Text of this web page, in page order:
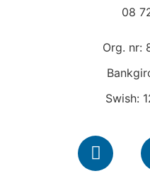
08
Org. nr:
Swish: